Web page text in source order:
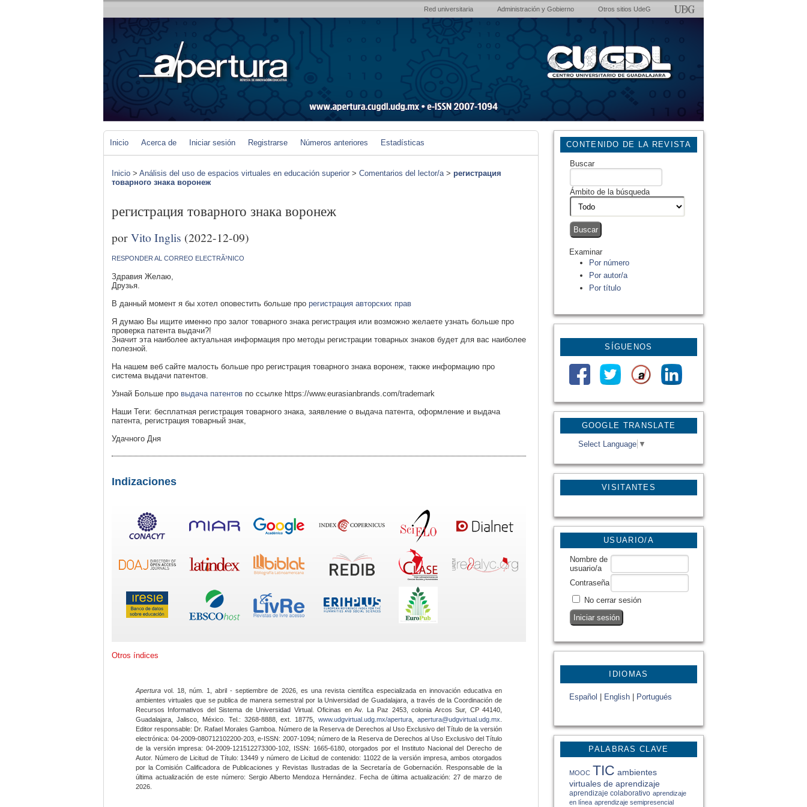
Red universitaria Administración y Gobierno Otros sitios UdeG
GOOGLE TRANSLATE
Select Language ▼
VISITANTES
CONTENIDO DE LA REVISTA
Buscar
Ámbito de la búsqueda
Examinar
Por número
Por autor/a
Por título
SÍGUENOS
USUARIO/A
Nombre de
usuario/a
Contraseña
No cerrar sesión
IDIOMAS
Español English Portugués
PALABRAS CLAVE
MOOC TIC ambientes
virtuales de aprendizaje
aprendizaje colaborativo aprendizaje
en línea aprendizaje semipresencial
Inicio Acerca de Iniciar sesión Registrarse Números anteriores Estadísticas
Inicio > Análisis del uso de espacios virtuales en educación superior > Comentarios del lector/a> регистрация
товарного знака воронеж
регистрация товарного знака воронеж
porVito Inglis (2022-12-09)
RESPONDER AL CORREO ELECTRÃ³NICO
Здравия Желаю,
Друзья.
В данный момент я бы хотел оповестить больше про регистрация авторских прав
Я думаю Вы ищите именно про залог товарного знака регистрация или возможно желаете узнать больше про
проверка патента выдачи?!
Значит эта наиболее актуальная информация про методы регистрации товарных знаков будет для вас наиболее
полезной.
На нашем веб сайте малость больше про регистрация товарного знака воронеж, также информацию про
система выдачи патентов.
Узнай Больше про выдача патентов по ссылке https://www.eurasianbrands.com/trademark
Наши Теги: бесплатная регистрация товарного знака, заявление о выдача патента, оформление и выдача
патента, регистрация товарный знак,
Удачного Дня
Indizaciones
Otros índices
Apertura vol. 18, núm. 1, abril - septiembre de 2026, es una revista científica especializada en innovación educativa en
ambientes virtuales que se publica de manera semestral por la Universidad de Guadalajara, a través de la Coordinación de
Recursos Informativos del Sistema de Universidad Virtual. Oficinas en Av. La Paz 2453, colonia Arcos Sur, CP 44140,
Guadalajara, Jalisco, México. Tel.: 3268-8888, ext. 18775,www.udgvirtual.udg.mx/apertura apertura@udgvirtual.udg.mx
Editor responsable: Dr. Rafael Morales Gamboa. Número de la Reserva de Derechos al Uso Exclusivo del Título de la versión
electrónica: 04-2009-080712102200-203, e-ISSN: 2007-1094; número de la Reserva de Derechos al Uso Exclusivo del Título
de la versión impresa: 04-2009-121512273300-102, ISSN: 1665-6180, otorgados por el Instituto Nacional del Derecho de
Autor. Número de Licitud de Título: 13449 y número de Licitud de contenido: 11022 de la versión impresa, ambos otorgados
por la Comisión Calificadora de Publicaciones y Revistas Ilustradas de la Secretaría de Gobernación. Responsable de la
última actualización de este número: Sergio Alberto Mendoza Hernández. Fecha de última actualización: 27 de marzo de
2026.